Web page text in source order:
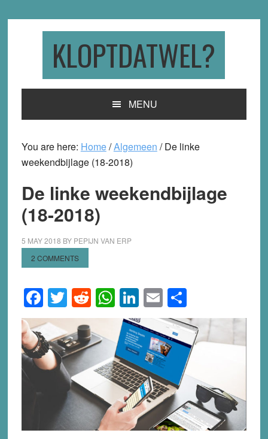
KLOPTDATWEL?
MENU
You are here: Home/Algemeen /De linke
weekendbijlage (18-2018)
De linke weekendbijlage
(18-2018)
5 MAY 2018 BY PEPIJN VAN ERP
2 COMMENTS
Facebook
Twitter
Reddit
WhatsApp
LinkedIn
EmailShare